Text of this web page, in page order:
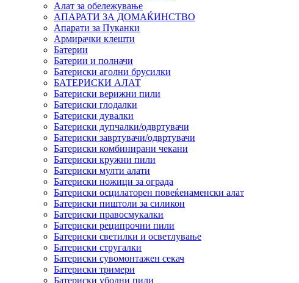
Алат за обележување
АПАРАТИ ЗА ДОМАЌИНСТВО
Апарати за Пуканки
Армирачки клешти
Батерии
Батерии и полначи
Батериски аголни брусилки
БАТЕРИСКИ АЛАТ
Батериски верижни пили
Батериски глодалки
Батериски дувалки
Батериски дупчалки/одвртувачи
Батериски завртувачи/одвртувачи
Батериски комбинирани чекани
Батериски кружни пили
Батериски мулти алати
Батериски ножици за ограда
Батериски осцилаторен повеќенаменски алат
Батериски пиштоли за силикон
Батериски правосмукалки
Батериски реципрочни пили
Батериски светилки и осветлување
Батериски стругалки
Батериски сувомонтажен секач
Батериски тримери
Батериски убодни пили